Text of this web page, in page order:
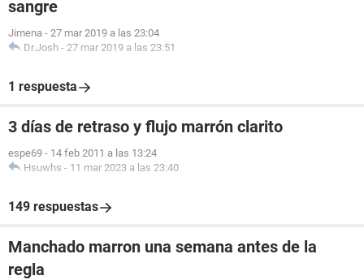
sangre
Jimena - 27 mar 2019 a las 23:04
Dr.Josh - 27 mar 2019 a las 23:51
1 respuesta
3 días de retraso y flujo marrón clarito
espe69 - 14 feb 2011 a las 13:24
Hsuwhs - 11 mar 2023 a las 23:40
149 respuestas
Manchado marron una semana antes de la
regla